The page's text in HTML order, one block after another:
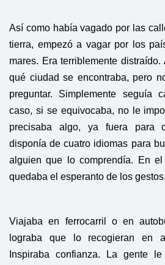
Así como había vagado por las
tierra, empezó a vagar por los
mares. Era terriblemente
qué ciudad se encontraba, pero
preguntar. Simplemente seguía
caso, si se equivocaba, no le
precisaba algo, ya fuera para
disponía de cuatro idiomas para
alguien que lo comprendía. En
quedaba el esperanto de los gestos.
Viajaba en ferrocarril o en
lograba que lo recogieran en
Inspiraba confianza. La gente